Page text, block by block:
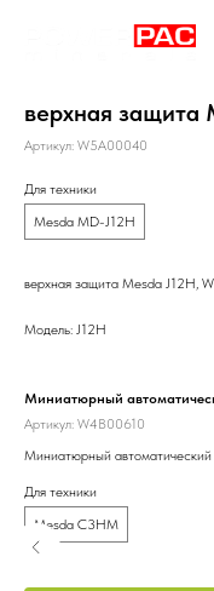
верхная защита
Артикул: W5A00040
Для техники
Mesda MD-J12H
верхная защита Mesda J12H,
Модель: J12H
Миниатюрный
Артикул: W4B00610
Миниатюрный
Для техники
Mesda C3HM